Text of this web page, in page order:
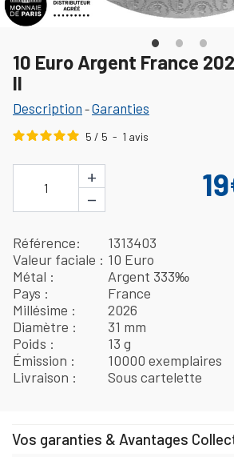
10 Euro Argent France
II
Description -Garanties
5 / 5 - 1 avis
1
+
−
Référence
1313403
Valeur faciale
10 Euro
Métal
Argent 333‰
Pays
France
Millésime
2026
Diamètre
31 mm
Poids
13 g
Émission
10000 exemplaires
Livraison
Sous cartelette
Vos garanties & Avantages